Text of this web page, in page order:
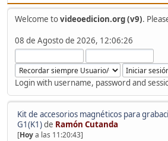
Welcome tovideoedicion.org (v9).
08 de Agosto de 2026, 12:06:26
Login with username, password and
Kit de accesorios magnéticos para
G1(K1)de Ramón Cutanda
[Hoya las 11:20:43]